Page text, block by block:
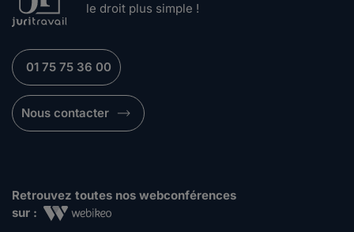
le droit plus simple !
01 75 75 36 00
Nous contacter
Retrouvez toutes nos webconférences
sur :